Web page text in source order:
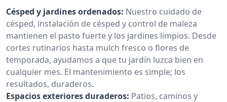
Césped y jardines ordenados: Nuestro cuidado de
césped, instalación de césped y control de maleza
mantienen el pasto fuerte y los jardines limpios. Desde
cortes rutinarios hasta mulch fresco o flores de
temporada, ayudamos a que tu jardín luzca bien en
cualquier mes. El mantenimiento es simple; los
resultados, duraderos.
Espacios exteriores duraderos: Patios, caminos y